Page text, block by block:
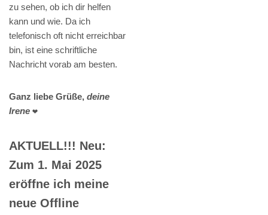
zu sehen, ob ich dir helfen
kann und wie. Da ich
telefonisch oft nicht erreichbar
bin, ist eine schriftliche
Nachricht vorab am besten.
Ganz liebe Grüße, deine
Irene ❤️
AKTUELL!!! Neu:
Zum 1. Mai 2025
eröffne ich meine
neue Offline